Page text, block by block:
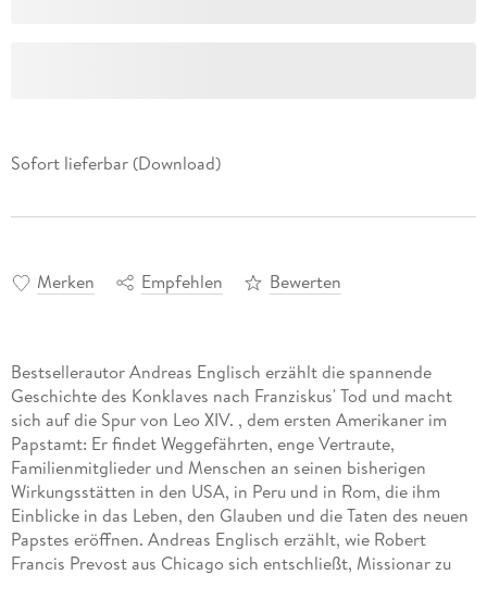
Sofort lieferbar (Download)
Merken Empfehlen Bewerten
Bestsellerautor Andreas Englisch erzählt die spannende
Geschichte des Konklaves nach Franziskus' Tod und macht
sich auf die Spur von Leo XIV. , dem ersten Amerikaner im
Papstamt: Er findet Weggefährten, enge Vertraute,
Familienmitglieder und Menschen an seinen bisherigen
Wirkungsstätten in den USA, in Peru und in Rom, die ihm
Einblicke in das Leben, den Glauben und die Taten des neuen
Papstes eröffnen. Andreas Englisch erzählt, wie Robert
Francis Prevost aus Chicago sich entschließt, Missionar zu